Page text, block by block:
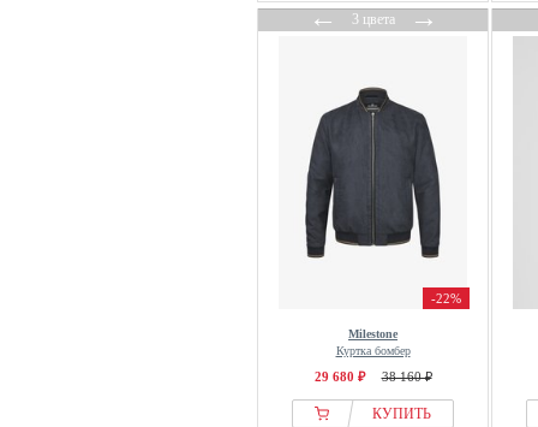
←3 цвета→
-22%
Milestone
Куртка бомбер
29 680 ₽ 38 160 ₽
КУПИТЬ